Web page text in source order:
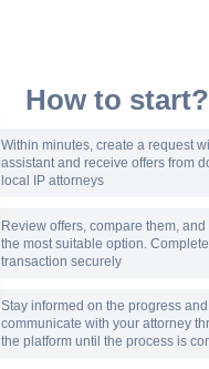
How to start?
Within minutes, create a request
assistant and receive offers from
local IP attorneys
Review offers, compare them, and
the most suitable option.
transaction securely
Stay informed on the progress and
communicate with your attorney
the platform until the process is